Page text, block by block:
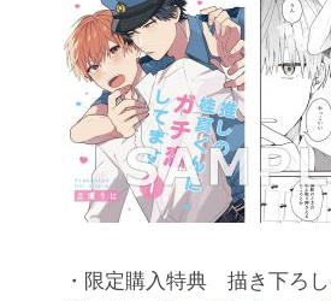
・限定購入特典 描き下ろ